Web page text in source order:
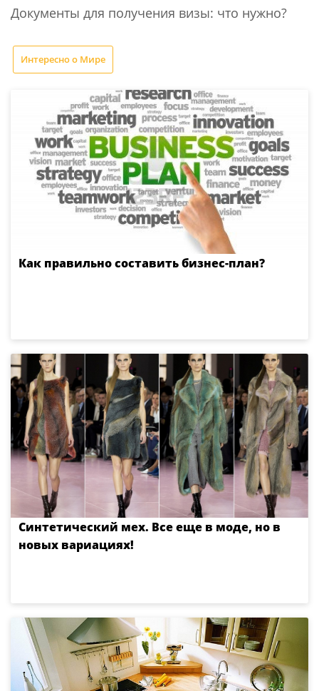
Документы для получения визы: что нужно?
Интересно о Мире
Как правильно составить бизнес-план?
Синтетический мех. Все еще в моде, но в
новых вариациях!